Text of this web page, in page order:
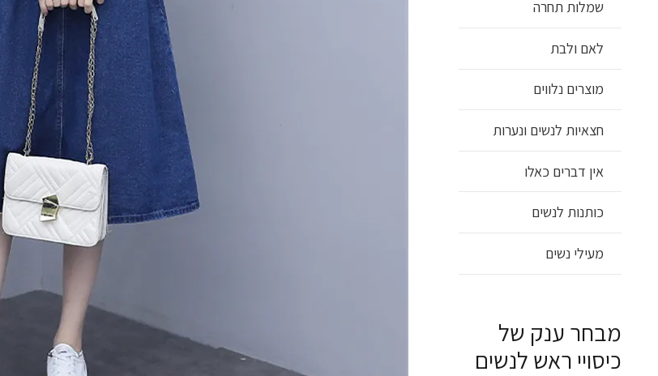
שמלות תחרה
לאם ולבת
מוצרים נלווים
חצאיות לנשים ונערות
אין דברים כאלו
כותנות לנשים
מעילי נשים
מבחר ענק של
כיסויי ראש לנשים